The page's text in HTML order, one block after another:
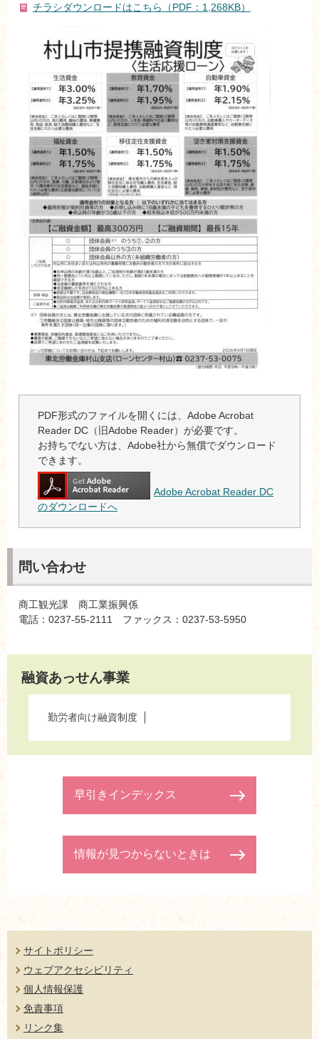
チラシダウンロードはこちら（PDF：1,268KB）
PDF形式のファイルを開くには、Adobe Acrobat
Reader DC（旧Adobe Reader）が必要です。
お持ちでない方は、Adobe社から無償でダウンロード
できます。
Adobe Acrobat Reader DC
のダウンロードへ
問い合わせ
商工観光課 商工業振興係
電話：0237-55-2111 ファックス：0237-53-5950
融資あっせん事業
勤労者向け融資制度
早引きインデックス
情報が見つからないときは
サイトポリシー
ウェブアクセシビリティ
個人情報保護
免責事項
リンク集